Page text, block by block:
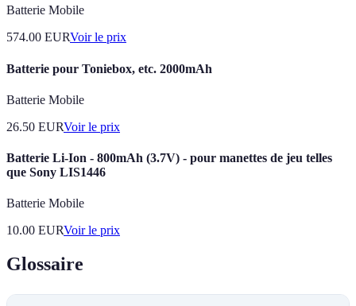
Batterie Mobile
574.00 EURVoir le prix
Batterie pour Toniebox, etc. 2000mAh
Batterie Mobile
26.50 EURVoir le prix
Batterie Li-Ion - 800mAh (3.7V) - pour manettes de jeu telles
que Sony LIS1446
Batterie Mobile
10.00 EURVoir le prix
Glossaire